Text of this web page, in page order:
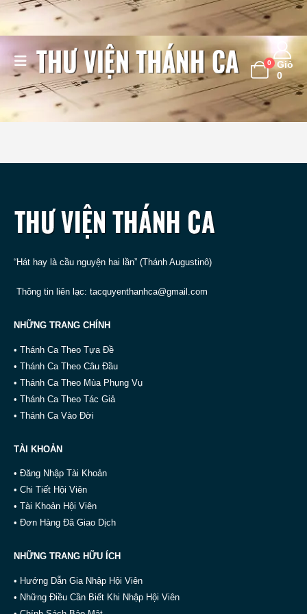
0
Giỏ
0
“Hát hay là cầu nguyện hai lần” (Thánh Augustinô)
Thông tin liên lạc: tacquyenthanhca@gmail.com
NHỮNG TRANG CHÍNH
• Thánh Ca Theo Tựa Đề
• Thánh Ca Theo Câu Đầu
• Thánh Ca Theo Mùa Phụng Vụ
• Thánh Ca Theo Tác Giả
• Thánh Ca Vào Đời
TÀI KHOẢN
• Đăng Nhập Tài Khoản
• Chi Tiết Hội Viên
• Tài Khoản Hội Viên
• Đơn Hàng Đã Giao Dịch
NHỮNG TRANG HỮU ÍCH
• Hướng Dẫn Gia Nhập Hội Viên
• Những Điều Cần Biết Khi Nhập Hội Viên